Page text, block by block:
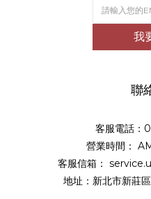
我
聯
客服電話
營業時間：
客服信箱：
地址：新北市新莊